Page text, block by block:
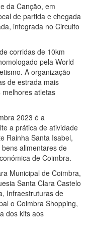
da Canção, em
de partida e chegada
integrada no Circuito
corridas de 10km
pela World
A organização
de estrada mais
atletas
2023 é a
a prática de atividade
Rainha Santa Isabel,
alimentares de
de Coimbra.
Municipal de Coimbra,
Santa Clara Castelo
Infraestruturas de
o Coimbra Shopping,
dos kits aos